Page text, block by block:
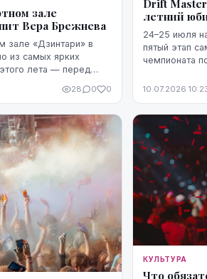
зале
Вера Брежнева
зале «Дзинтари» в
из самых ярких
лета — перед
запланировано ...
28 0 0
Drift
летний
24–25 июля
пятый этап
чемпионата
Риге 10-
10.07.2026
КУЛЬТУРА
Что